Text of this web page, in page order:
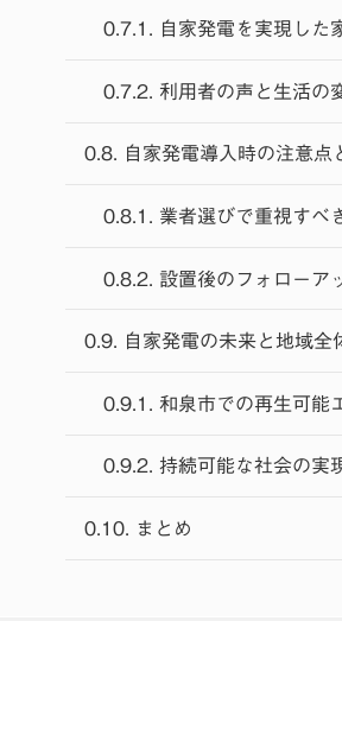
0.7.1. 自家発電を実現した
0.7.2. 利用者の声と生活の
0.8. 自家発電導入時の注意点
0.8.1. 業者選びで重視すべ
0.8.2. 設置後のフォローア
0.9. 自家発電の未来と地域全
0.9.1. 和泉市での再生可能
0.9.2. 持続可能な社会の実
0.10. まとめ